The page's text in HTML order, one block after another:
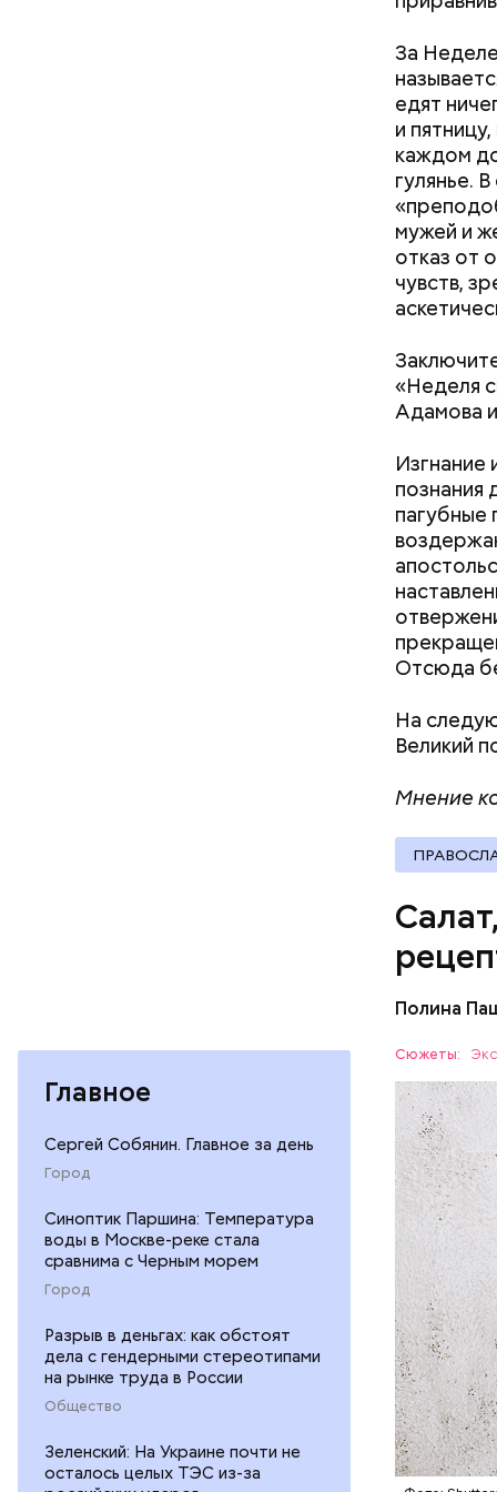
Главное
Сергей Собянин. Главное за день
Город
Синоптик Паршина: Температура
воды в Москве-реке стала
сравнима с Черным морем
Город
Разрыв в деньгах: как обстоят
дела с гендерными стереотипами
на рынке труда в России
Общество
Зеленский: На Украине почти не
осталось целых ТЭС из-за
За
едят
и
каждом
гулянье.
мужей и
отказ от
чувств,
«Неделя
Адамова
Изгнание
познания
пагубные
Отсюда
На
Великий
Мнение
Полина
Сюжеты:
чеснок;
соль.
ЕДА
кожи;
— В
Вред
Фото: